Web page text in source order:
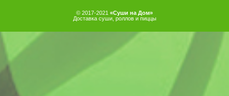
© 2017-2021 «Суши на Дом»
Доставка суши, роллов и пиццы